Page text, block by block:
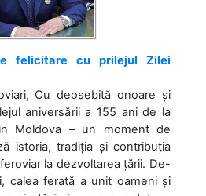
felicitare cu prilejul Zilei
Cu deosebită onoare și
aniversării a 155 ani de la
Moldova – un moment de
istoria, tradiția și contribuția
la dezvoltarea țării. De-
calea ferată a unit oameni și